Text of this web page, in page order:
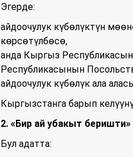
Эгерде:
айдоочулук күбөлүктүн
көрсөтүлбөсө,
анда Кыргыз
Республикасынын
айдоочулук күбөлүк ала
Кыргызстанга барып
2. «Бир ай убакыт
Бул адатта: